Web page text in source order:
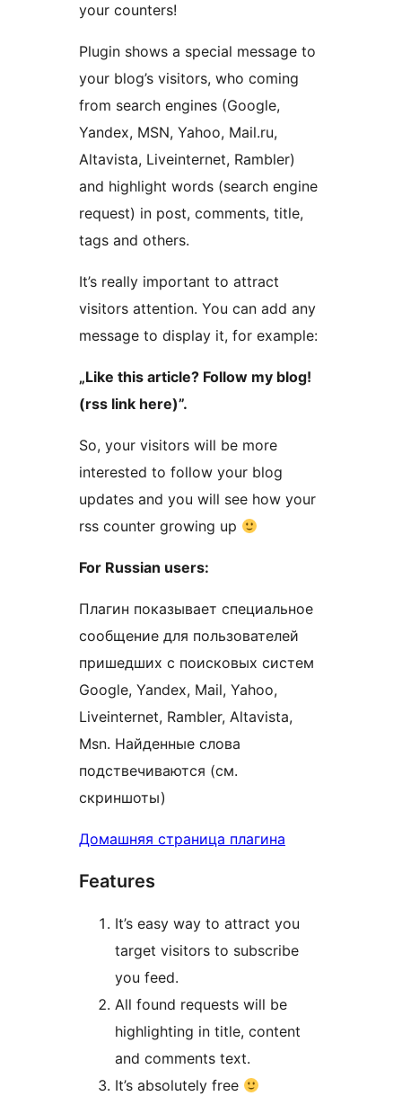
your counters!
Plugin shows a special message to
your blog’s visitors, who coming
from search engines (Google,
Yandex, MSN, Yahoo, Mail.ru,
Altavista, Liveinternet, Rambler)
and highlight words (search engine
request) in post, comments, title,
tags and others.
It’s really important to attract
visitors attention. You can add any
message to display it, for example:
„Like this article? Follow my blog!
(rss link here)”.
So, your visitors will be more
interested to follow your blog
updates and you will see how your
rss counter growing up
For Russian users:
Плагин показывает специальное
сообщение для пользователей
пришедших с поисковых систем
Google, Yandex, Mail, Yahoo,
Liveinternet, Rambler, Altavista,
Msn. Найденные слова
подствечиваются (см.
скриншоты)
Домашняя страница плагина
Features
It’s easy way to attract you
target visitors to subscribe
you feed.
All found requests will be
highlighting in title, content
and comments text.
It’s absolutely free